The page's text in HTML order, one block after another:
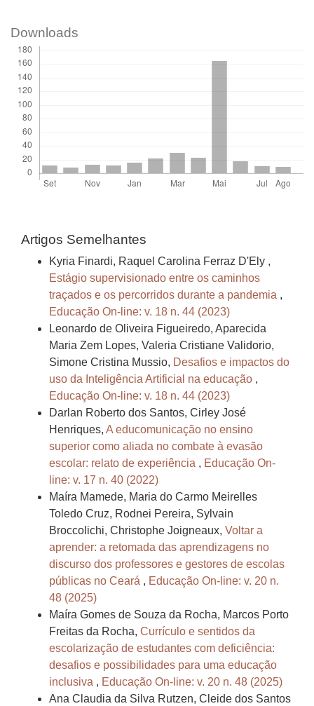
Downloads
Artigos Semelhantes
Kyria Finardi, Raquel Carolina Ferraz D'Ely ,
Estágio supervisionado entre os caminhos
traçados e os percorridos durante a pandemia ,
Educação On-line: v. 18 n. 44 (2023)
Leonardo de Oliveira Figueiredo, Aparecida
Maria Zem Lopes, Valeria Cristiane Validorio,
Simone Cristina Mussio, Desafios e impactos do
uso da Inteligência Artificial na educação ,
Educação On-line: v. 18 n. 44 (2023)
Darlan Roberto dos Santos, Cirley José
Henriques, A educomunicação no ensino
superior como aliada no combate à evasão
escolar: relato de experiência , Educação On-
line: v. 17 n. 40 (2022)
Maíra Mamede, Maria do Carmo Meirelles
Toledo Cruz, Rodnei Pereira, Sylvain
Broccolichi, Christophe Joigneaux, Voltar a
aprender: a retomada das aprendizagens no
discurso dos professores e gestores de escolas
públicas no Ceará , Educação On-line: v. 20 n.
48 (2025)
Maíra Gomes de Souza da Rocha, Marcos Porto
Freitas da Rocha, Currículo e sentidos da
escolarização de estudantes com deficiência:
desafios e possibilidades para uma educação
inclusiva , Educação On-line: v. 20 n. 48 (2025)
Ana Claudia da Silva Rutzen, Cleide dos Santos